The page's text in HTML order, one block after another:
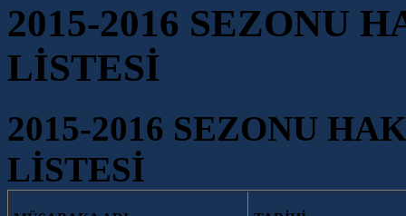
2015-2016 SEZONU
LİSTESİ
2015-2016 SEZONU
LİSTESİ